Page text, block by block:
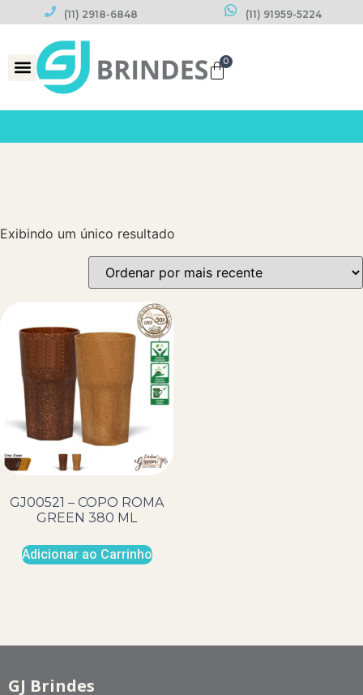
(11) 2918-6848 (11) 91959-5224
0
Exibindo um único resultado
GJ00521 – COPO ROMA
GREEN 380 ML
Adicionar ao Carrinho
GJ Brindes